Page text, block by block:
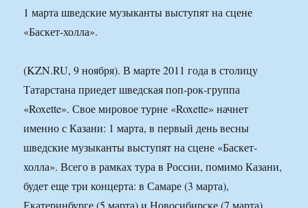
1 марта шведские музыканты выступят на сцене
«Баскет-холла».
(KZN.RU, 9 ноября). В марте 2011 года в столицу
Татарстана приедет шведская поп-рок-группа
«Roxette». Свое мировое турне «Roxette» начнет
именно с Казани: 1 марта, в первый день весны
шведские музыканты выступят на сцене «Баскет-
холла». Всего в рамках тура в России, помимо Казани,
будет еще три концерта: в Самаре (3 марта),